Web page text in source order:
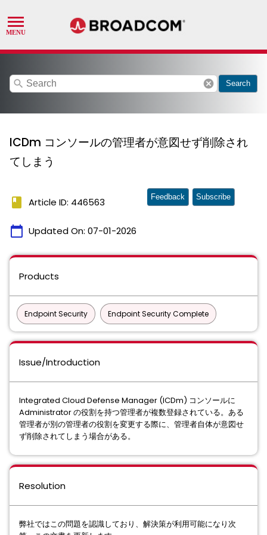
search cancel Search
ICDm コンソールの管理者が意図せず削除され
てしまう
book Article ID: 446563
calendar_today Updated On: 07-01-2026
Feedback Subscribe
Products
Endpoint Security Endpoint Security Complete
Issue/Introduction
Integrated Cloud Defense Manager (ICDm) コンソールに
Administrator の役割を持つ管理者が複数登録されている。ある
管理者が別の管理者の役割を変更する際に、管理者自体が意図せ
ず削除されてしまう場合がある。
Resolution
弊社ではこの問題を認識しており、解決策が利用可能になり次